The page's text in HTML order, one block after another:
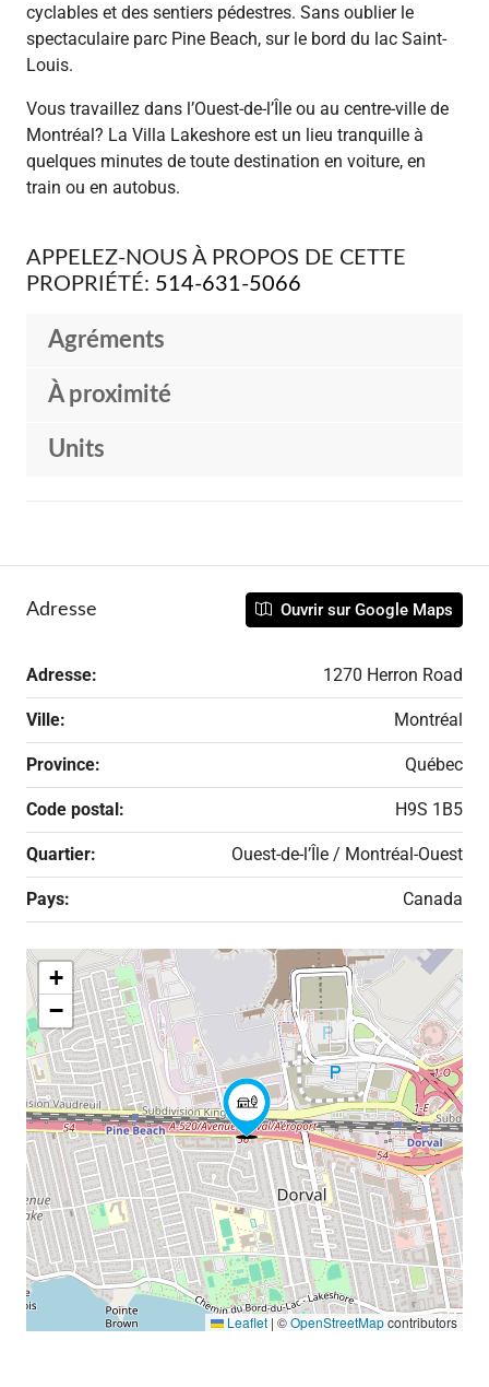
cyclables et des sentiers pédestres. Sans oublier le
spectaculaire parc Pine Beach, sur le bord du lac Saint-
Louis.
Vous travaillez dans l’Ouest-de-l’Île ou au centre-ville de
Montréal? La Villa Lakeshore est un lieu tranquille à
quelques minutes de toute destination en voiture, en
train ou en autobus.
APPELEZ-NOUS À PROPOS DE CETTE
PROPRIÉTÉ: 514-631-5066
Agréments
À proximité
Units
Adresse Ouvrir sur Google Maps
Adresse: 1270 Herron Road
Ville: Montréal
Province: Québec
Code postal: H9S 1B5
Quartier: Ouest-de-l’Île / Montréal-Ouest
Pays: Canada
+
−
Leaflet | ©OpenStreetMapcontributors